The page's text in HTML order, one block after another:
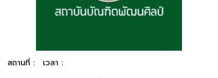
สถานที่ : เวลา :